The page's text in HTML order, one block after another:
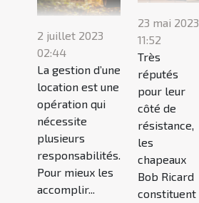
2 juillet 2023
02:44
La gestion d’une
location est une
opération qui
nécessite
plusieurs
responsabilités.
Pour mieux les
accomplir...
23 mai 2023
11:52
Très
réputés
pour leur
côté de
résistance,
les
chapeaux
Bob Ricard
constituent